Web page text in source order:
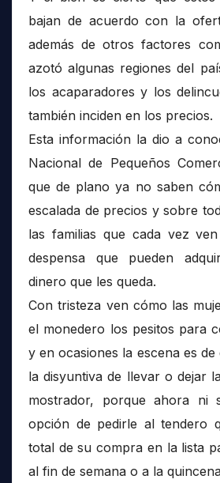
bajan de acuerdo con la
además de otros factores
azotó algunas regiones del
los acaparadores y los
también inciden en los precios.
Esta información la dio a
Nacional de Pequeños
que de plano ya no saben
escalada de precios y sobre
las familias que cada vez
despensa que pueden
dinero que les queda.
Con tristeza ven cómo las
el monedero los pesitos para
y en ocasiones la escena es
la disyuntiva de llevar o dejar
mostrador, porque ahora ni
opción de pedirle al tendero
total de su compra en la lista
al fin de semana o a la